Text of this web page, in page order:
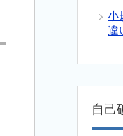
小
違
自己